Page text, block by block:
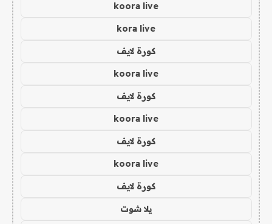
koora live
kora live
كورة لايف
koora live
كورة لايف
koora live
كورة لايف
koora live
كورة لايف
يلا شوت